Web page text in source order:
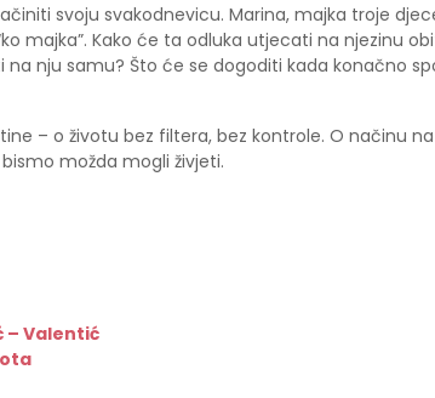
svoju svakodnevicu. Marina, majka troje
majka”. Kako će ta odluka utjecati na njezinu
nju samu? Što će se dogoditi kada konačno
– o životu bez filtera, bez kontrole. O načinu
možda mogli živjeti.
– Valentić